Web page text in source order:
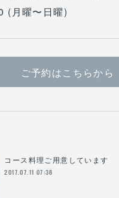
(月曜〜日曜)
ご予約はこちらから
コース料理ご用意しています
2017.07.11 07:38